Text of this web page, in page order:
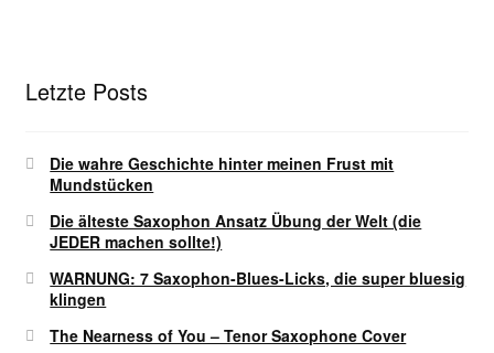
Letzte Posts
Die wahre Geschichte hinter meinen Frust mit
Mundstücken
Die älteste Saxophon Ansatz Übung der Welt (die
JEDER machen sollte!)
WARNUNG: 7 Saxophon-Blues-Licks, die super bluesig
klingen
The Nearness of You – Tenor Saxophone Cover